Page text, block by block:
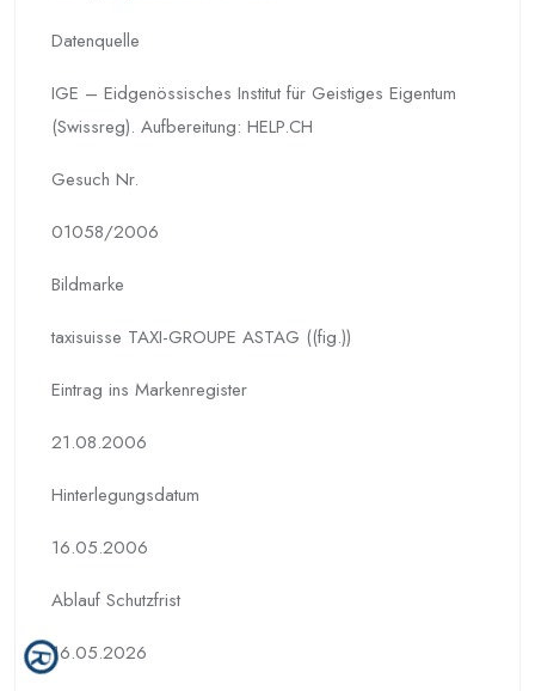
Datenquelle
IGE – Eidgenössisches Institut für Geistiges Eigentum
(Swissreg). Aufbereitung: HELP.CH
Gesuch Nr.
01058/2006
Bildmarke
taxisuisse TAXI-GROUPE ASTAG ((fig.))
Eintrag ins Markenregister
21.08.2006
Hinterlegungs­datum
16.05.2006
Ablauf Schutzfrist
16.05.2026